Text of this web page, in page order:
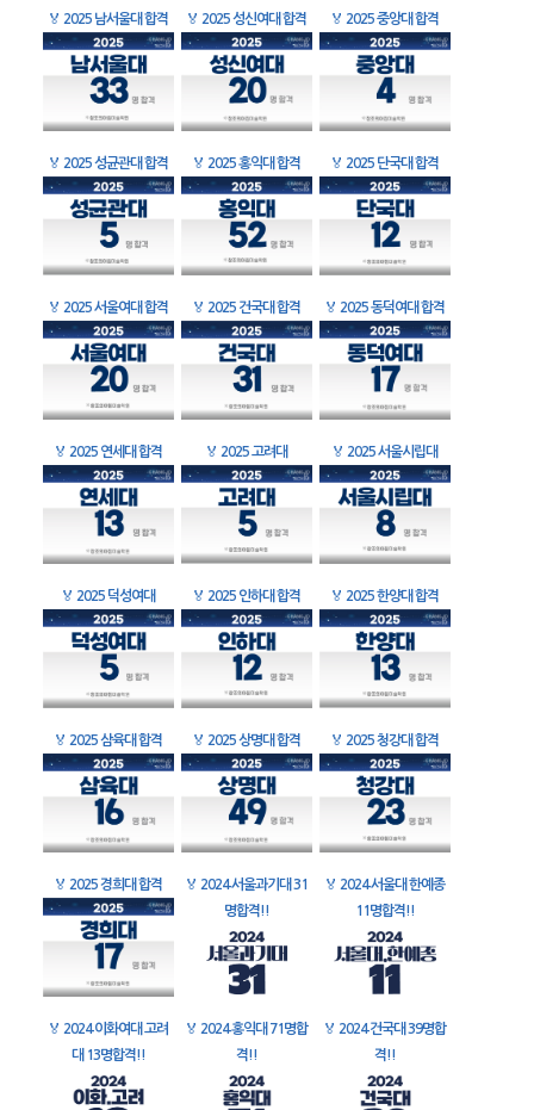
🏅 2025 남서울대 합격 🏅 2025 성신여대 합격 🏅 2025 중앙대 합격
🏅 2025 성균관대 합격 🏅 2025 홍익대 합격 🏅 2025 단국대 합격
🏅 2025 서울여대 합격 🏅 2025 건국대 합격 🏅 2025 동덕여대 합격
🏅 2025 연세대 합격 🏅 2025 고려대 🏅 2025 서울시립대
🏅 2025 덕성여대 🏅 2025 인하대 합격 🏅 2025 한양대 합격
🏅 2025 삼육대 합격 🏅 2025 상명대 합격 🏅 2025 청강대 합격
🏅 2025 경희대 합격 🏅 2024 서울과기대 31
명합격!!
🏅 2024 서울대 한예종
11명합격!!
🏅 2024 이화여대 고려
대 13명합격!!
🏅 2024 홍익대 71명합
격!!
🏅 2024 건국대 39명합
격!!